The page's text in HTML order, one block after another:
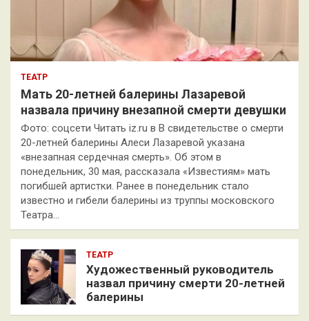
ТЕАТР
Мать 20-летней балерины Лазаревой
назвала причину внезапной смерти девушки
Фото: соцсети Читать iz.ru в В свидетельстве о смерти
20-летней балерины Алеси Лазаревой указана
«внезапная сердечная смерть». Об этом в
понедельник, 30 мая, рассказала «Известиям» мать
погибшей артистки. Ранее в понедельник стало
известно и гибели балерины из труппы московского
Театра…
ТЕАТР
Художественный руководитель
назвал причину смерти 20-летней
балерины